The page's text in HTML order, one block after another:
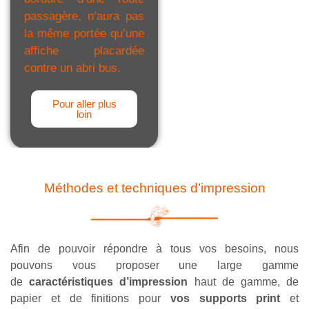
passagère, n’aura pas
la même portée qu’une
affiche placardée
contre un abri bus.
Pour aller plus
loin
Méthodes et techniques d’impression
Afin de pouvoir répondre à tous vos besoins, nous
pouvons vous proposer une large gamme
decaractéristiques d’impression haut de gamme, de
papier et de finitions pour vos supports print et